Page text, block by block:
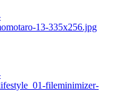
13-335x256.jpg
fileminimizer-